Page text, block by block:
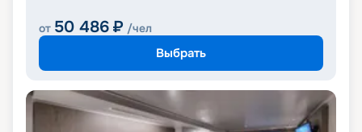
от 50 486 ₽ /чел
Выбрать